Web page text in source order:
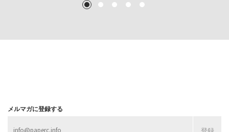
MORE
MORE
1 2 3 4 5
メルマガに登録する